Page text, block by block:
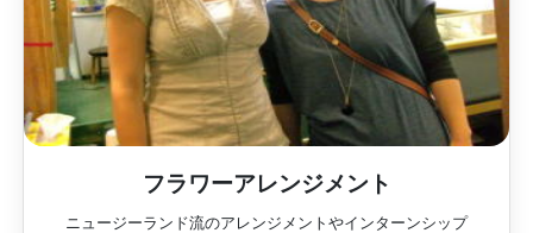
フラワーアレンジメント
ニュージーランド流のアレンジメントやインターンシップ